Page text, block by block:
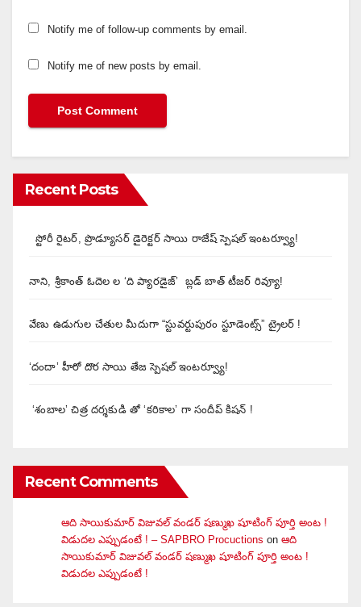
Notify me of follow-up comments by email.
Notify me of new posts by email.
Recent Posts
స్టోరీ రైటర్, ప్రొడ్యూసర్ డైరెక్టర్ సాయి రాజేష్ స్పెషల్ ఇంటర్వ్యూ!
నాని, శ్రీకాంత్ ఓదెల ల ‘ది ప్యారడైజ్’ బ్లడ్ బాత్ టీజర్ రివ్యూ!
వేణు ఉడుగుల చేతుల మీదుగా “స్టువర్టుపురం స్టూడెంట్స్” ట్రైలర్ !
‘దందా’ హీరో దొర సాయి తేజ స్పెషల్ ఇంటర్వ్యూ!
‘శంబాల’ చిత్ర దర్శకుడి తో ‘కరికాల’ గా సందీప్ కిషన్ !
Recent Comments
ఆది సాయికుమార్ విజువ‌ల్ వండ‌ర్ ష‌ణ్ముఖ షూటింగ్ పూర్తి అంట !
విడుదల ఎప్పుడంటే ! – SAPBRO Procuctions on ఆది
సాయికుమార్ విజువ‌ల్ వండ‌ర్ ష‌ణ్ముఖ షూటింగ్ పూర్తి అంట !
విడుదల ఎప్పుడంటే !